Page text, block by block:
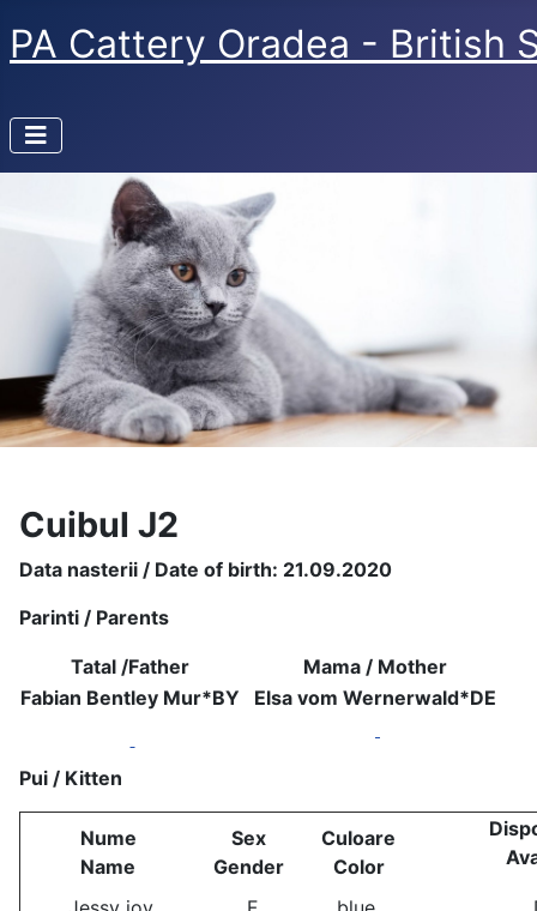
PA Cattery Oradea - British
Cuibul J2
Data nasterii / Date of birth: 21.09.2020
Parinti / Parents
Tatal /Father Mama / Mother
Fabian Bentley Mur*BY
Elsa vom Wernerwald*DE
Pui / Kitten
Nume
Name
Sex
Gender
Culoare
Color